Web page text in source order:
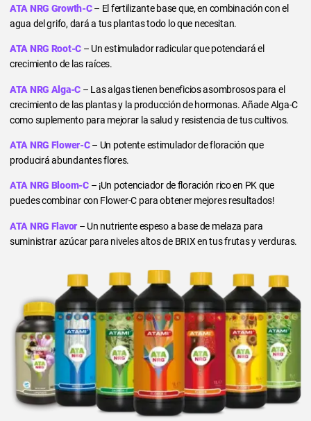
ATA NRG Growth-C– El fertilizante base que, en combinación con el
agua del grifo, dará a tus plantas todo lo que necesitan.
ATA NRG Root-C – Un estimulador radicular que potenciará el
crecimiento de las raíces.
ATA NRG Alga-C – Las algas tienen beneficios asombrosos para el
crecimiento de las plantas y la producción de hormonas. Añade Alga-C
como suplemento para mejorar la salud y resistencia de tus cultivos.
ATA NRG Flower-C– Un potente estimulador de floración que
producirá abundantes flores.
ATA NRG Bloom-C – ¡Un potenciador de floración rico en PK que
puedes combinar con Flower-C para obtener mejores resultados!
ATA NRG Flavor– Un nutriente espeso a base de melaza para
suministrar azúcar para niveles altos de BRIX en tus frutas y verduras.